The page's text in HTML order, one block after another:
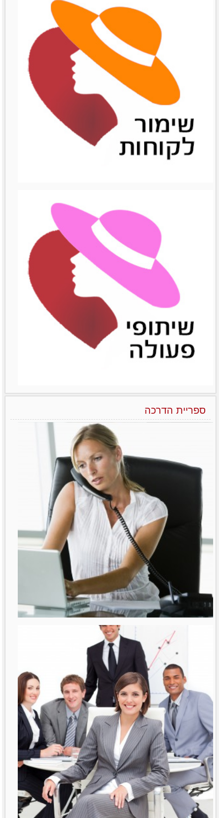
שיתופי פעולה
לפרטים נוספים
ספריית הדרכה
הפראדוקס של מנהלות בארגונים – יותר טובות אבל מרוויחות פחות
ואיך משנים את זה?! לא מעט מחקרים שונים
הצליחו להראות
לפרטים נוספים
הניהול הנשי כמודל מנצח בעולם העסקים של המאה ה-21
רבות נאמר ונכתב על נשים מנהלות. דובר
על תקרת הזכוכית
לפרטים נוספים